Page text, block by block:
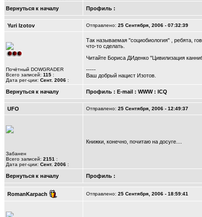
Вернуться к началу Профиль :
Yuri Izotov Отправлено: 25 Сентября, 2006 - 07:32:39
Почётный DOWGRADER
Всего записей: 115 :
Дата рег-ции: Сент. 2006 :
Так называемая "социобиология" , ребята,
что-то сделать.
Читайте Бориса ДИденко "Цивилизация
-----
Ваш добрый нацист Изотов.
Вернуться к началу Профиль : E-mail : WWW: ICQ
UFO Отправлено: 25 Сентября, 2006 - 12:49:37
Забанен
Всего записей: 2151 :
Дата рег-ции: Сент. 2006 :
Книжки, конечно, почитаю на досуге....
Вернуться к началу Профиль :
RomanKarpach Отправлено: 25 Сентября, 2006 - 18:59:41